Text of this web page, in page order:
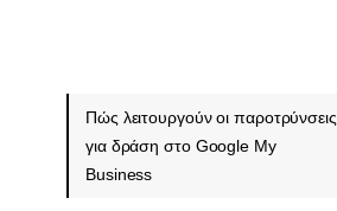
Πώς λειτουργούν οι παροτρύνσεις
για δράση στο Google My
Business